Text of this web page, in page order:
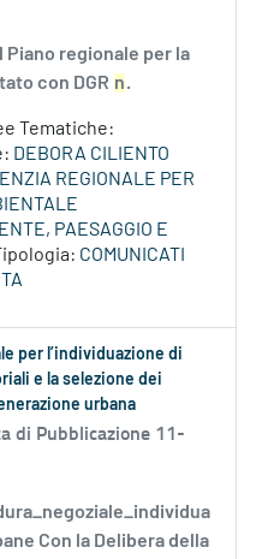
regionale per la
con DGR n.
Tematiche:
DEBORA CILIENTO
REGIONALE PER
PAESAGGIO E
COMUNICATI
per l’individuazione di
e la selezione dei
urbana
di Pubblicazione 11-
Con la Delibera della